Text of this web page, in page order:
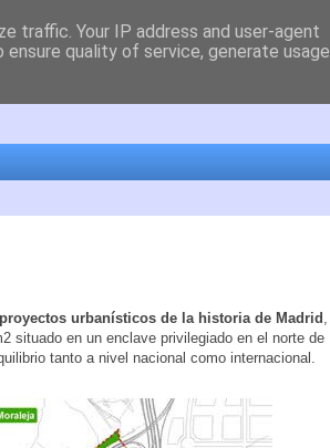
urbanísticos de la historia de Madrid
situado en un enclave privilegiado en el norte de
tanto a nivel nacional como internacional.
traffic. Your IP address and user-agent
quality of service, generate usage